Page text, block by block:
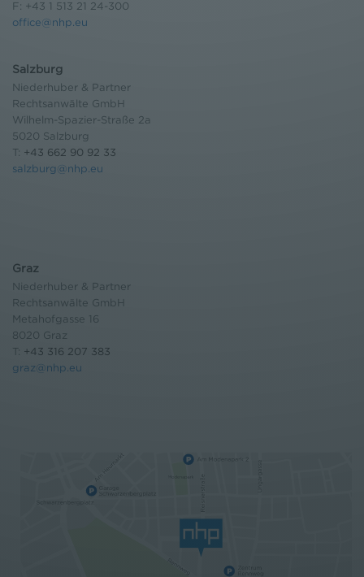
F: +43 1 513 21 24-300
office@nhp.eu
Salzburg
Niederhuber & Partner
Rechtsanwälte GmbH
Wilhelm-Spazier-Straße 2a
5020 Salzburg
T: +43 662 90 92 33
salzburg@nhp.eu
Graz
Niederhuber & Partner
Rechtsanwälte GmbH
Metahofgasse 16
8020 Graz
T: +43 316 207 383
graz@nhp.eu